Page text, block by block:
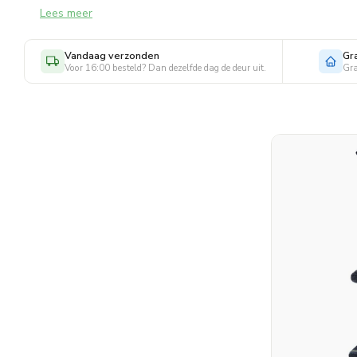
gewoon voor dagelijks gebruik. Dankzij de fijne pasvorm
Of je nu actief bezig bent of gewoon comfortabele sokken
Lees meer
Vandaag verzonden
Voor 16:00 besteld? Dan dezelfde dag de deur uit.